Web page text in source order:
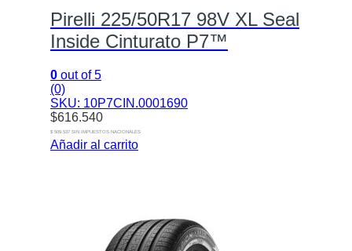
Pirelli 225/50R17 98V XL Seal
Inside Cinturato P7™
0 out of 5
(0)
SKU: 10P7CIN.0001690
$616.540
$ 509.537 SIN IMPUESTOS NACIONALES
Añadir al carrito